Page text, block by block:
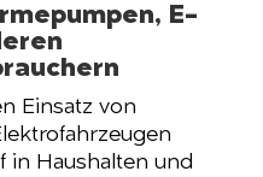
E-
Einsatz von
Haushalten und